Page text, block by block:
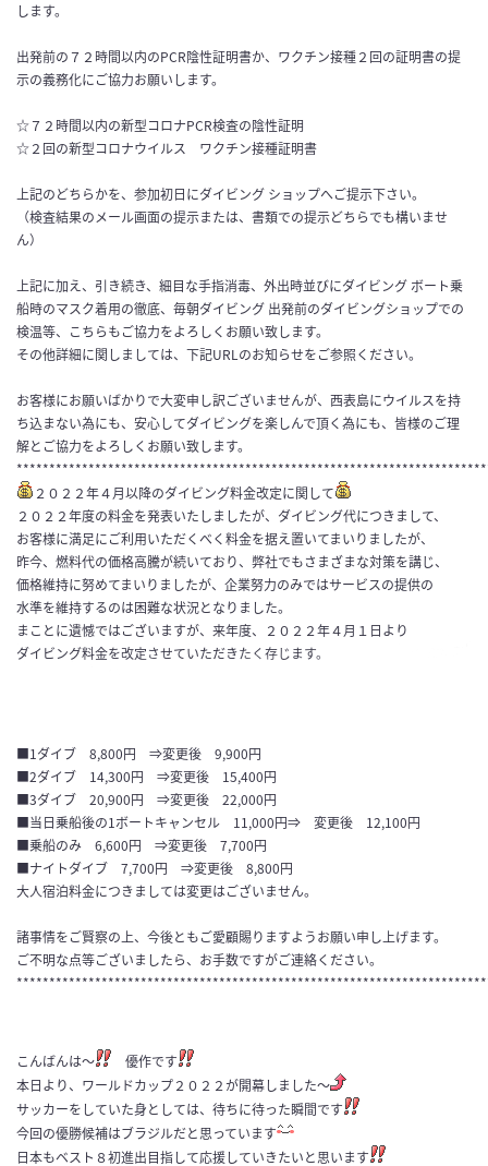
します。
出発前の７２時間以内のPCR陰性証明書か、ワクチン接種２回の証明書の提
示の義務化にご協力お願いします。
☆７２時間以内の新型コロナPCR検査の陰性証明
☆２回の新型コロナウイルス ワクチン接種証明書
上記のどちらかを、参加初日にダイビング ショップへご提示下さい。
（検査結果のメール画面の提示または、書類での提示どちらでも構いませ
ん）
上記に加え、引き続き、細目な手指消毒、外出時並びにダイビング ボート乗
船時のマスク着用の徹底、毎朝ダイビング 出発前のダイビングショップでの
検温等、こちらもご協力をよろしくお願い致します。
その他詳細に関しましては、下記URLのお知らせをご参照ください。
お客様にお願いばかりで大変申し訳ございませんが、西表島にウイルスを持
ち込まない為にも、安心してダイビングを楽しんで頂く為にも、皆様のご理
解とご協力をよろしくお願い致します。
２０２２年４月以降のダイビング料金改定に関して
２０２２年度の料金を発表いたしましたが、ダイビング代につきまして、
お客様に満足にご利用いただくべく料金を据え置いてまいりましたが、
昨今、燃料代の価格高騰が続いており、弊社でもさまざまな対策を講じ、
価格維持に努めてまいりましたが、企業努力のみではサービスの提供の
水準を維持するのは困難な状況となりました。
まことに遺憾ではございますが、来年度、２０２２年４月１日より
ダイビング料金を改定させていただきたく存じます。
■1ダイブ 8,800円 ⇒変更後 9,900円
■2ダイブ 14,300円 ⇒変更後 15,400円
■3ダイブ 20,900円 ⇒変更後 22,000円
■当日乗船後の1ボートキャンセル 11,000円⇒ 変更後 12,100円
■乗船のみ 6,600円 ⇒変更後 7,700円
■ナイトダイブ 7,700円 ⇒変更後 8,800円
大人宿泊料金につきましては変更はございません。
諸事情をご賢察の上、今後ともご愛顧賜りますようお願い申し上げます。
ご不明な点等ございましたら、お手数ですがご連絡ください。
こんばんは〜
優作です
本日より、ワールドカップ２０２２が開幕しました～
サッカーをしていた身としては、待ちに待った瞬間です
今回の優勝候補はブラジルだと思っています
日本もベスト８初進出目指して応援していきたいと思います